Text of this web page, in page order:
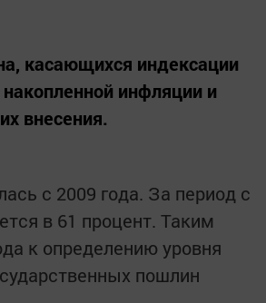
касающихся индексации
инфляции и
внесения.
с 2009 года. За период с
в 61 процент. Таким
к определению уровня
пошлин